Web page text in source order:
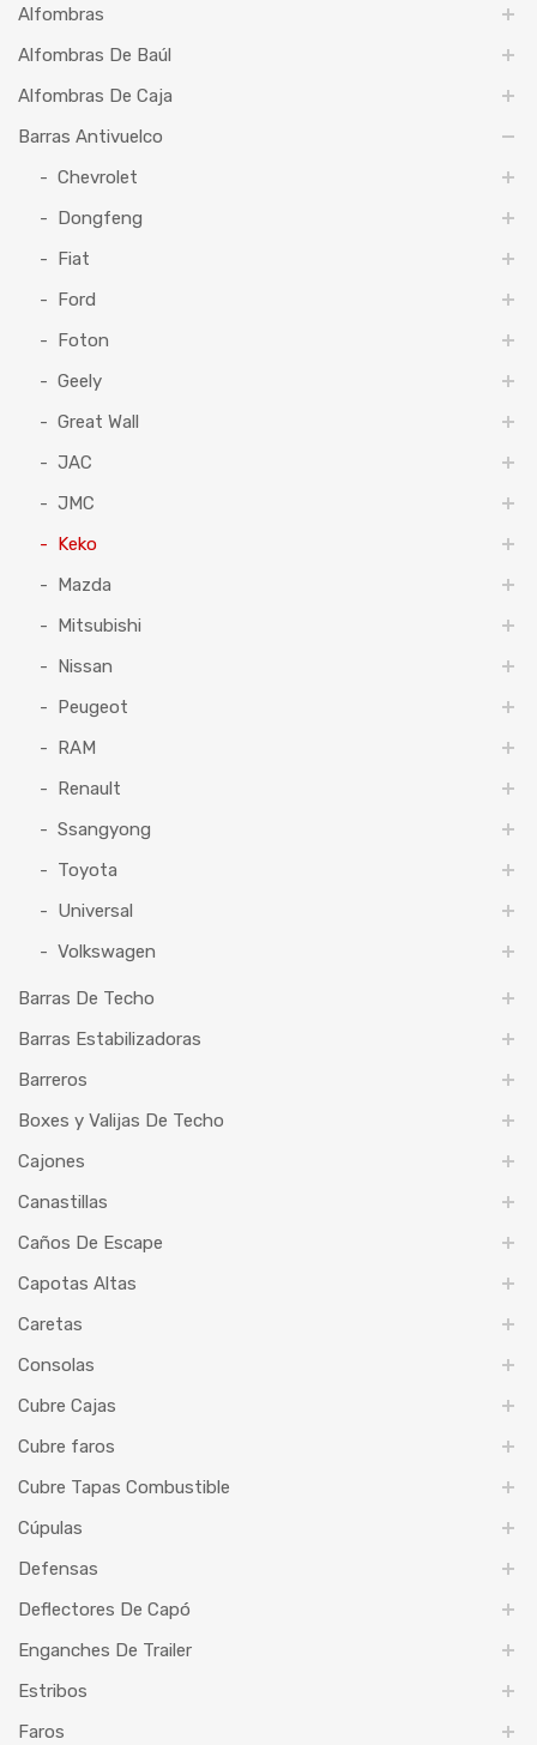
Alfombras
Alfombras De Baúl
Alfombras De Caja
Barras Antivuelco
Chevrolet
Dongfeng
Fiat
Ford
Foton
Geely
Great Wall
JAC
JMC
Keko
Mazda
Mitsubishi
Nissan
Peugeot
RAM
Renault
Ssangyong
Toyota
Universal
Volkswagen
Barras De Techo
Barras Estabilizadoras
Barreros
Boxes y Valijas De Techo
Cajones
Canastillas
Caños De Escape
Capotas Altas
Caretas
Consolas
Cubre Cajas
Cubre faros
Cubre Tapas Combustible
Cúpulas
Defensas
Deflectores De Capó
Enganches De Trailer
Estribos
Faros